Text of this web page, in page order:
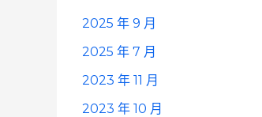
2025 年 9 月
2025 年 7 月
2023 年 11 月
2023 年 10 月